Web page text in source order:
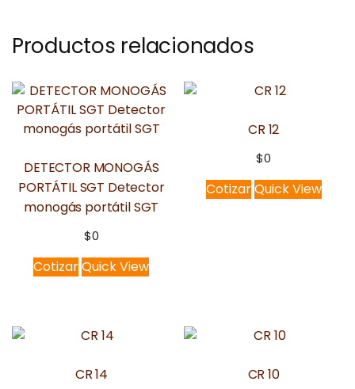
Productos relacionados
DETECTOR MONOGÁS
PORTÁTIL SGT Detector
monogás portátil SGT
$0
CotizarQuick View
CR 12
$0
CotizarQuick View
CR 14 CR 10